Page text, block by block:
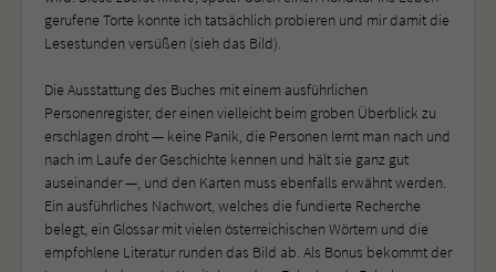
gerufene Torte konnte ich tatsächlich probieren und mir damit die
Lesestunden versüßen (sieh das Bild).
Die Ausstattung des Buches mit einem ausführlichen
Personenregister, der einen vielleicht beim groben Überblick zu
erschlagen droht — keine Panik, die Personen lernt man nach und
nach im Laufe der Geschichte kennen und hält sie ganz gut
auseinander —, und den Karten muss ebenfalls erwähnt werden.
Ein ausführliches Nachwort, welches die fundierte Recherche
belegt, ein Glossar mit vielen österreichischen Wörtern und die
empfohlene Literatur runden das Bild ab. Als Bonus bekommt der